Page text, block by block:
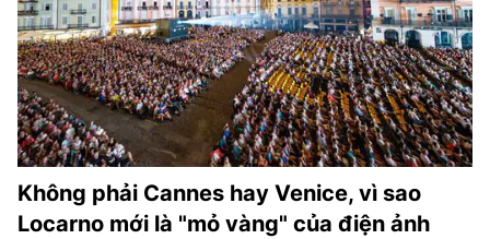
Không phải Cannes hay Venice, vì sao
Locarno mới là "mỏ vàng" của điện ảnh